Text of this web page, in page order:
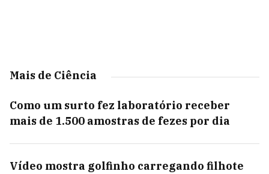
Mais de Ciência
Como um surto fez laboratório receber
mais de 1.500 amostras de fezes por dia
Vídeo mostra golfinho carregando filhote